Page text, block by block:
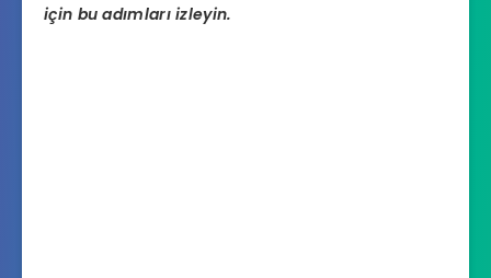
için bu adımları izleyin.